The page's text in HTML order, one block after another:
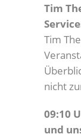
Tim
Tim
nicht
09:10
und